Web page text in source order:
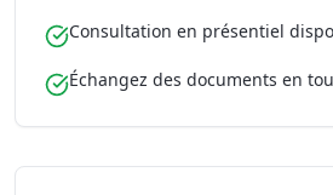
Consultation en présentiel
Échangez des documents en